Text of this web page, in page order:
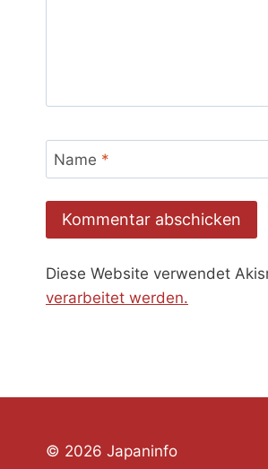
Name *
Diese Website verwendet
verarbeitet werden.
© 2026 Japaninfo